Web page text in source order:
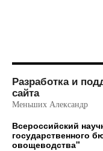
Разработка и
сайта
Меньших Александр
Всероссийский
государственного
овощеводства"